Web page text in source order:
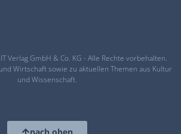
Verlag GmbH & Co. KG - Alle Rechte vorbehalten.
Wirtschaft sowie zu aktuellen Themen aus Kultur
und Wissenschaft.